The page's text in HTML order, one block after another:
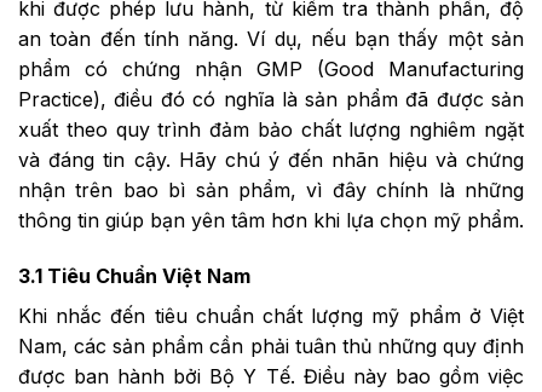
khi được phép lưu hành, từ kiểm tra thành phần, độ
an toàn đến tính năng. Ví dụ, nếu bạn thấy một sản
phẩm có chứng nhận GMP (Good Manufacturing
Practice), điều đó có nghĩa là sản phẩm đã được sản
xuất theo quy trình đảm bảo chất lượng nghiêm ngặt
và đáng tin cậy. Hãy chú ý đến nhãn hiệu và chứng
nhận trên bao bì sản phẩm, vì đây chính là những
thông tin giúp bạn yên tâm hơn khi lựa chọn mỹ phẩm.
3.1 Tiêu Chuẩn Việt Nam
Khi nhắc đến tiêu chuẩn chất lượng mỹ phẩm ở Việt
Nam, các sản phẩm cần phải tuân thủ những quy định
được ban hành bởi Bộ Y Tế. Điều này bao gồm việc